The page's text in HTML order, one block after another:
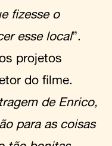
fizesse o
esse local”.
projetos
do filme.
de Enrico,
para as coisas